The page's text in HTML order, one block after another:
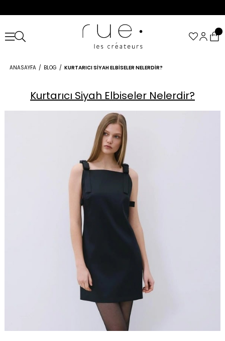
ANASAYFA BLOG KURTARICI SIYAH ELBISELER NELERDIR?
Kurtarıcı Siyah Elbiseler Nelerdir?